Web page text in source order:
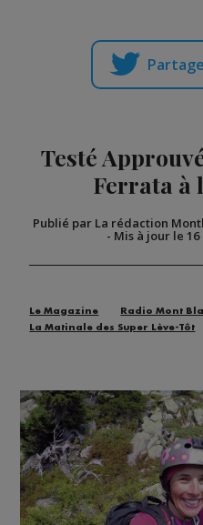
Testé
Ferrata à
Publié par La rédaction
- Mis à jour le 16
Le Magazine Radio Mont
La Matinale des Super Lève-Tôt